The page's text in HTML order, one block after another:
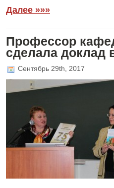
Далее »»»
Профессор
сделала
Сентябрь 29th, 2017